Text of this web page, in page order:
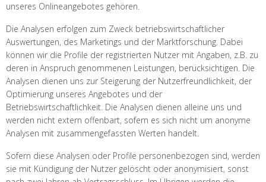
unseres Onlineangebotes gehören.
Die Analysen erfolgen zum Zweck betriebswirtschaftlicher
Auswertungen, des Marketings und der Marktforschung. Dabei
können wir die Profile der registrierten Nutzer mit Angaben, z.B. zu
deren in Anspruch genommenen Leistungen, berücksichtigen. Die
Analysen dienen uns zur Steigerung der Nutzerfreundlichkeit, der
Optimierung unseres Angebotes und der
Betriebswirtschaftlichkeit. Die Analysen dienen alleine uns und
werden nicht extern offenbart, sofern es sich nicht um anonyme
Analysen mit zusammengefassten Werten handelt.
Sofern diese Analysen oder Profile personenbezogen sind, werden
sie mit Kündigung der Nutzer gelöscht oder anonymisiert, sonst